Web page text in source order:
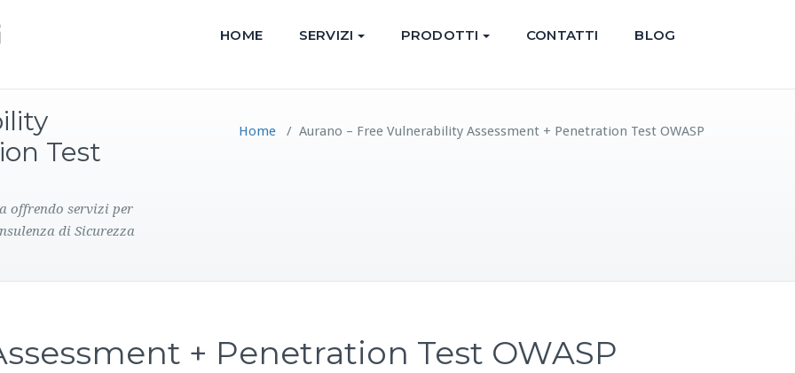
HOME SERVIZI PRODOTTI CONTATTI BLOG
Test
offrendo servizi per
di Sicurezza
Home / Aurano – Free Vulnerability Assessment + Penetration Test OWASP
+ Penetration Test OWASP